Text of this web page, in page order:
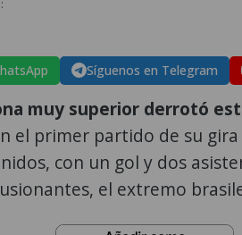
Síguenos en Telegram
muy superior derrotó
el primer partido de su
con un gol y dos
el extremo